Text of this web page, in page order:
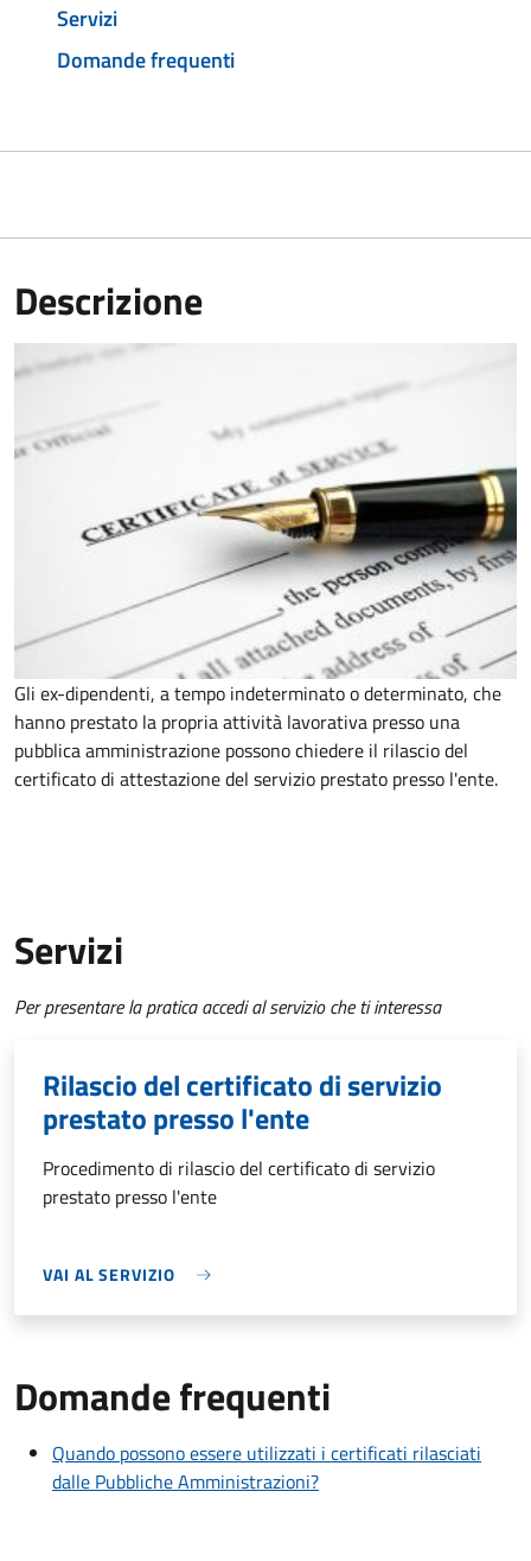
Servizi
Domande frequenti
Descrizione
Gli ex-dipendenti, a tempo indeterminato o determinato, che
hanno prestato la propria attività lavorativa presso una
pubblica amministrazione possono chiedere il rilascio del
certificato di attestazione del servizio prestato presso l'ente.
Servizi
Per presentare la pratica accedi al servizio che ti interessa
Rilascio del certificato di servizio
prestato presso l'ente
Procedimento di rilascio del certificato di servizio
prestato presso l'ente
VAI AL SERVIZIO
Domande frequenti
Quando possono essere utilizzati i certificati rilasciati
dalle Pubbliche Amministrazioni?